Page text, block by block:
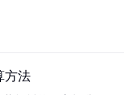
方法